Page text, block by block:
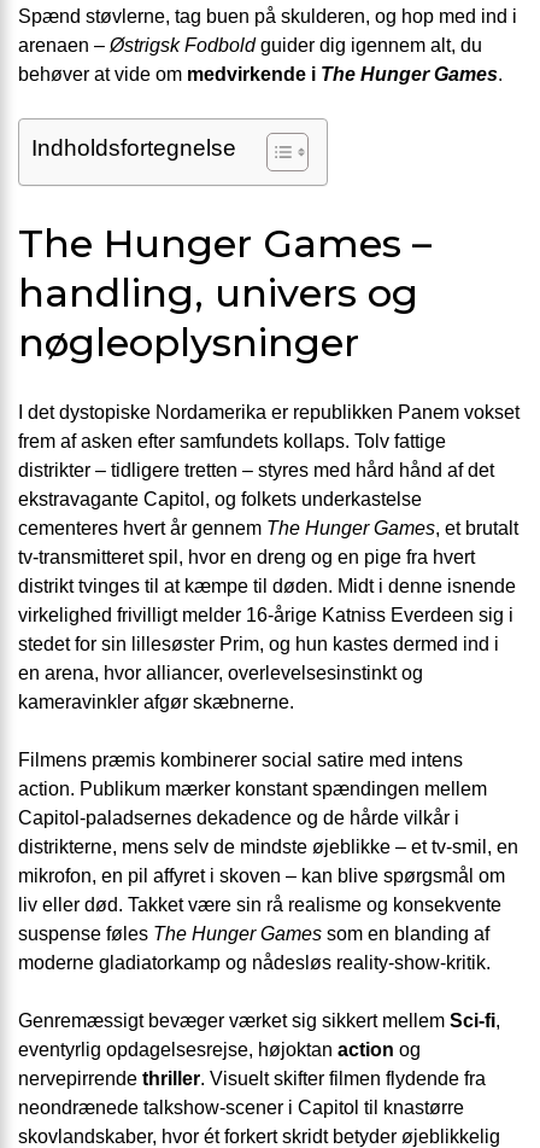
Spænd støvlerne, tag buen på skulderen, og hop med ind i
arenaen – Østrigsk Fodboldguider dig igennem alt, du
behøver at vide om medvirkende i The Hunger Games.
Indholdsfortegnelse
The Hunger Games –
handling, univers og
nøgleoplysninger
I det dystopiske Nordamerika er republikken Panem vokset
frem af asken efter samfundets kollaps. Tolv fattige
distrikter – tidligere tretten – styres med hård hånd af det
ekstravagante Capitol, og folkets underkastelse
cementeres hvert år gennem The Hunger Games, et brutalt
tv-transmitteret spil, hvor en dreng og en pige fra hvert
distrikt tvinges til at kæmpe til døden. Midt i denne isnende
virkelighed frivilligt melder 16-årige Katniss Everdeen sig i
stedet for sin lillesøster Prim, og hun kastes dermed ind i
en arena, hvor alliancer, overlevelsesinstinkt og
kameravinkler afgør skæbnerne.
Filmens præmis kombinerer social satire med intens
action. Publikum mærker konstant spændingen mellem
Capitol-paladsernes dekadence og de hårde vilkår i
distrikterne, mens selv de mindste øjeblikke – et tv-smil, en
mikrofon, en pil affyret i skoven – kan blive spørgsmål om
liv eller død. Takket være sin rå realisme og konsekvente
suspense føles The Hunger Games som en blanding af
moderne gladiatorkamp og nådesløs reality-show-kritik.
Genremæssigt bevæger værket sig sikkert mellem Sci-fi,
eventyrlig opdagelsesrejse, højoktan action og
nervepirrende thriller. Visuelt skifter filmen flydende fra
neondrænede talkshow-scener i Capitol til knastørre
skovlandskaber, hvor ét forkert skridt betyder øjeblikkelig